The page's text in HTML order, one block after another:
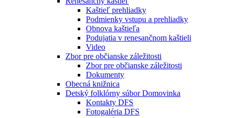
Kaštieľ prehliadky
Podmienky vstupu a prehliadky
Obnova kaštieľa
Podujatia v renesančnom kaštieli
Video
Zbor pre občianske záležitosti
Zbor pre občianske záležitosti
Dokumenty
Obecná knižnica
Detský folklórny súbor Domovinka
Kontakty DFS
Fotogaléria DFS